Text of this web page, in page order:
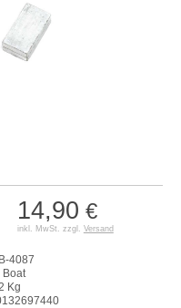
14,90 €
inkl. MwSt. zzgl. Versand
4087
Boat
Kg